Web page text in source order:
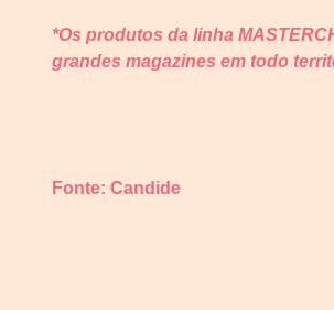
*Os produtos da linha
grandes magazines em todo
Fonte: Candide